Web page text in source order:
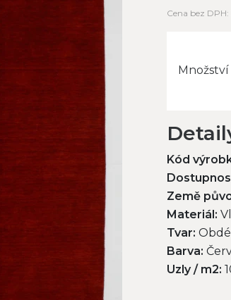
Cena bez
Množství
Kód
Země
Materiál:
Tvar:
Barva:
Uzly / m2: